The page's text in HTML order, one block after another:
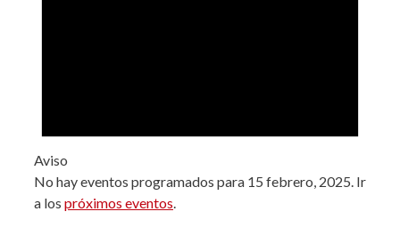
Aviso
No hay eventos programados para 15 febrero, 2025. Ir
a los próximos eventos